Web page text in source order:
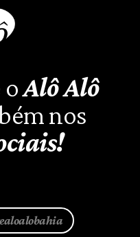
oAlô Alô
nos